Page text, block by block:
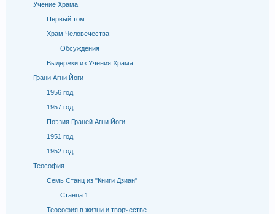
Учение Храма
Первый том
Храм Человечества
Обсуждения
Выдержки из Учения Храма
Грани Агни Йоги
1956 год
1957 год
Поэзия Граней Агни Йоги
1951 год
1952 год
Теософия
Семь Станц из "Книги Дзиан"
Станца 1
Теософия в жизни и творчестве